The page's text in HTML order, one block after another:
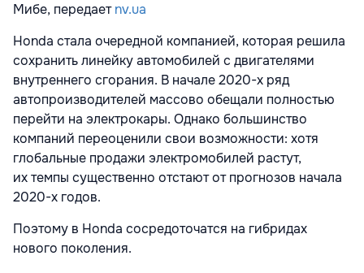
Мибе, передаетnv.ua
Honda стала очередной компанией, которая решила
сохранить линейку автомобилей с двигателями
внутреннего сгорания. В начале 2020-х ряд
автопроизводителей массово обещали полностью
перейти на электрокары. Однако большинство
компаний переоценили свои возможности: хотя
глобальные продажи электромобилей растут,
их темпы существенно отстают от прогнозов начала
2020-х годов.
Поэтому в Honda сосредоточатся на гибридах
нового поколения.